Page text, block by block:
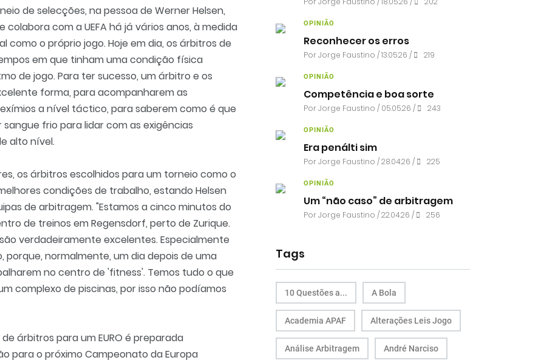
de selecções, na pessoa de Werner Helsen,
com a UEFA há já vários anos, à medida
o próprio jogo. Hoje em dia, os árbitros de
em que tinham uma condição física
de jogo. Para ter sucesso, um árbitro e os
forma, para acompanharem as
a nível táctico, para saberem como é que
frio para lidar com as exigências
alto nível.
os árbitros escolhidos para um torneio como o
condições de trabalho, estando Helsen
de arbitragem. "Estamos a cinco minutos do
de treinos em Regensdorf, perto de Zurique.
verdadeiramente excelentes. Especialmente
normalmente, um dia depois de uma
no centro de 'fitness'. Temos tudo o que
complexo de piscinas, por isso não podíamos
árbitros para um EURO é preparada
para o próximo Campeonato da Europa
OPINIÃO
Reconhecer os erros
PorJorge Faustino / 13.05.26 / 219
OPINIÃO
Competência e boa sorte
PorJorge Faustino / 05.05.26 / 243
OPINIÃO
Era penálti sim
PorJorge Faustino / 28.04.26 / 225
OPINIÃO
Um “não caso” de arbitragem
PorJorge Faustino / 22.04.26 / 256
Tags
10 Questões a... A Bola
Academia APAF Alterações Leis Jogo
Análise Arbitragem André Narciso